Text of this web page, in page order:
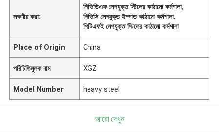
লক্ষণীয় করা:
পিভিডিএফ লেপযুক্ত স্টিলের কাঠামো কর্মশালা,
পিভিসি লেপযুক্ত ইস্পাত কাঠামো কর্মশালা,
পিটিএফই লেপযুক্ত স্টিলের কাঠামো কর্মশালা
Place of Origin China
পরিচিতিমুলক নাম XGZ
Model Number heavy steel
আরো দেখুন